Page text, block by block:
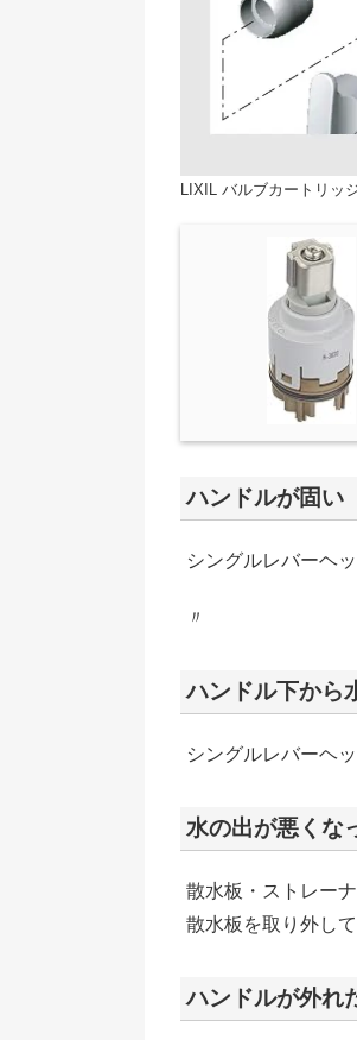
LIXIL バルブカートリッ
ハンドルが固い
シングルレバーヘ
〃
ハンドル下から
シングルレバーヘ
水の出が悪くな
散水板・ストレー
散水板を取り外し
ハンドルが外れ